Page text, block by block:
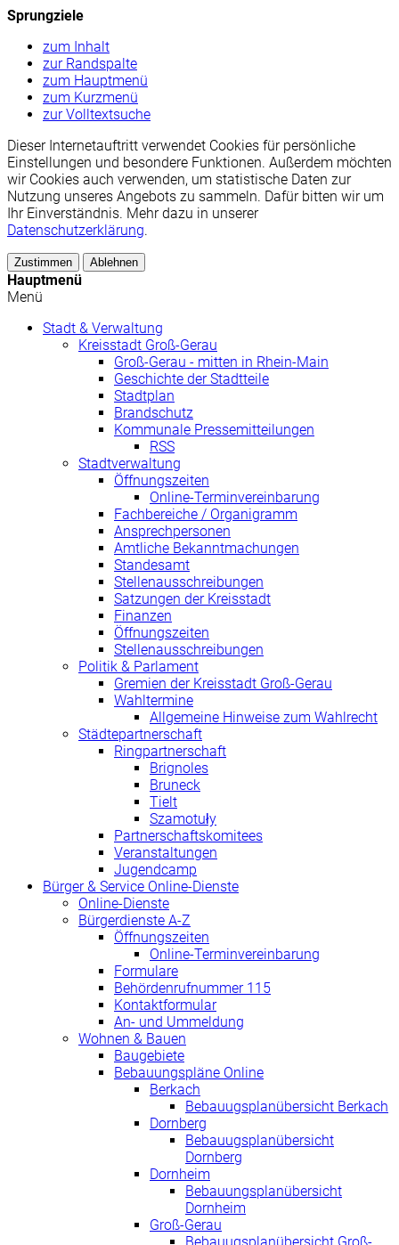
Sprungziele
zum Inhalt
zur Randspalte
zum Hauptmenü
zum Kurzmenü
zur Volltextsuche
Dieser Internetauftritt verwendet Cookies für persönliche
Einstellungen und besondere Funktionen. Außerdem möchten
wir Cookies auch verwenden, um statistische Daten zur
Nutzung unseres Angebots zu sammeln. Dafür bitten wir um
Ihr Einverständnis. Mehr dazu in unserer
Datenschutzerklärung.
Zustimmen Ablehnen
Hauptmenü
Menü
Stadt & Verwaltung
Kreisstadt Groß-Gerau
Groß-Gerau - mitten in Rhein-Main
Geschichte der Stadtteile
Stadtplan
Brandschutz
Kommunale Pressemitteilungen
RSS
Stadtverwaltung
Öffnungszeiten
Online-Terminvereinbarung
Fachbereiche / Organigramm
Ansprechpersonen
Amtliche Bekanntmachungen
Standesamt
Stellenausschreibungen
Satzungen der Kreisstadt
Finanzen
Öffnungszeiten
Stellenausschreibungen
Politik & Parlament
Gremien der Kreisstadt Groß-Gerau
Wahltermine
Allgemeine Hinweise zum Wahlrecht
Städtepartnerschaft
Ringpartnerschaft
Brignoles
Bruneck
Tielt
Szamotuły
Partnerschaftskomitees
Veranstaltungen
Jugendcamp
Bürger & Service Online-Dienste
Online-Dienste
Bürgerdienste A-Z
Öffnungszeiten
Online-Terminvereinbarung
Formulare
Behördenrufnummer 115
Kontaktformular
An- und Ummeldung
Wohnen & Bauen
Baugebiete
Bebauungspläne Online
Berkach
Bebauugsplanübersicht Berkach
Dornberg
Bebauugsplanübersicht
Dornberg
Dornheim
Bebauungsplanübersicht
Dornheim
Groß-Gerau